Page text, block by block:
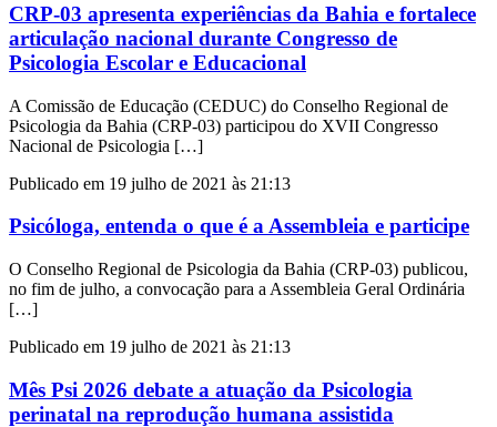
CRP-03 apresenta experiências da Bahia e fortalece
articulação nacional durante Congresso de
Psicologia Escolar e Educacional
A Comissão de Educação (CEDUC) do Conselho Regional de
Psicologia da Bahia (CRP-03) participou do XVII Congresso
Nacional de Psicologia […]
Publicado em 19 julho de 2021 às 21:13
Psicóloga, entenda o que é a Assembleia e participe
O Conselho Regional de Psicologia da Bahia (CRP-03) publicou,
no fim de julho, a convocação para a Assembleia Geral Ordinária
[…]
Publicado em 19 julho de 2021 às 21:13
Mês Psi 2026 debate a atuação da Psicologia
perinatal na reprodução humana assistida